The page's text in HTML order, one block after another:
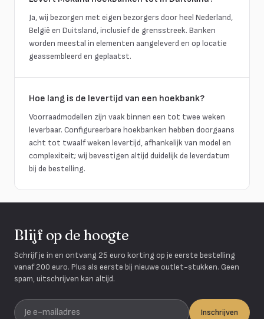
Ja, wij bezorgen met eigen bezorgers door heel Nederland,
België en Duitsland, inclusief de grensstreek. Banken
worden meestal in elementen aangeleverd en op locatie
geassembleerd en geplaatst.
Hoe lang is de levertijd van een hoekbank?
Voorraadmodellen zijn vaak binnen een tot twee weken
leverbaar. Configureerbare hoekbanken hebben doorgaans
acht tot twaalf weken levertijd, afhankelijk van model en
complexiteit; wij bevestigen altijd duidelijk de leverdatum
bij de bestelling.
Blijf op de hoogte
Schrijf je in en ontvang 25 euro korting op je eerste bestelling
vanaf 200 euro. Plus als eerste bij nieuwe outlet-stukken. Geen
spam, uitschrijven kan altijd.
Je e-mailadres
Inschrijven